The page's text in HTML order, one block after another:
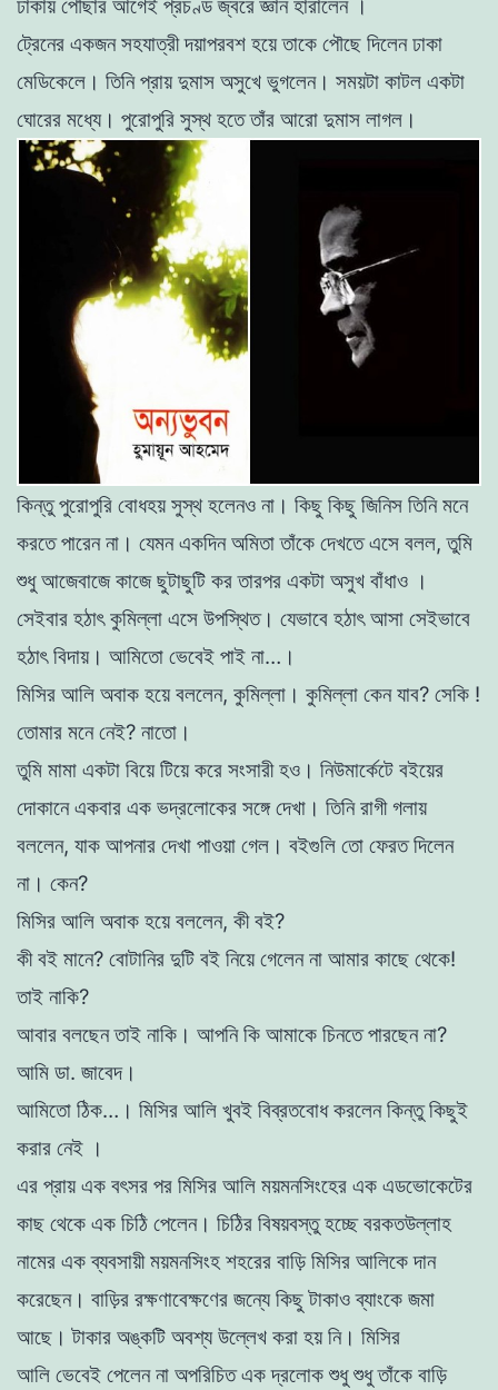
ঢাকায় পৌঁছার আগেই প্রচণ্ড জ্বরে জ্ঞান হারালেন ।
ট্রেনের একজন সহযাত্রী দয়াপরবশ হয়ে তাকে পৌছে দিলেন ঢাকা
মেডিকেলে। তিনি প্রায় দুমাস অসুখে ভুগলেন। সময়টা কাটল একটা
ঘােরের মধ্যে। পুরােপুরি সুস্থহতে তাঁর আরাে দুমাস লাগল।
কিন্তু পুরােপুরি বােধহয় সুস্থ হলেনও না। কিছু কিছু জিনিস তিনি মনে
করতে পারেন না। যেমন একদিন অমিতা তাঁকে দেখতে এসে বলল,তুমি
শুধু আজেবাজে কাজে ছুটাছুটি কর তারপর একটা অসুখ বাঁধাও ।
সেইবার হঠাৎকুমিল্লা এসে উপস্থিত। যেভাবে হঠাৎ আসা সেইভাবে
হঠাৎ বিদায়। আমিতাে ভেবেই পাই না…।
মিসির আলি অবাক হয়ে বললেন, কুমিল্লা। কুমিল্লা কেন যাব? সেকি !
তােমার মনে নেই? নাতাে।
তুমি মামা একটা বিয়ে টিয়ে করে সংসারী হও। নিউমার্কেটে বইয়ের
দোকানে একবার এক ভদ্রলােকের সঙ্গে দেখা। তিনি রাগী গলায়
বললেন, যাক আপনার দেখা পাওয়া গেল। বইগুলি তাে ফেরত দিলেন
না। কেন?
মিসির আলি অবাক হয়ে বললেন, কী বই?
কী বই মানে? বােটানির দুটি বই নিয়ে গেলেন না আমার কাছে থেকে!
তাই নাকি?
আবার বলছেন তাই নাকি। আপনি কি আমাকে চিনতে পারছেন না?
আমি ডা. জাবেদ।
আমিতাে ঠিক…। মিসির আলি খুবই বিব্রতবােধ করলেন কিন্তু কিছুই
করার নেই ।
এর প্রায় এক বৎসর পর মিসির আলি ময়মনসিংহের এক এডভােকেটের
কাছ থেকে এক চিঠি পেলেন। চিঠির বিষয়বস্তু হচ্ছে বরকতউল্লাহ
নামের এক ব্যবসায়ীময়মনসিংহ শহরের বাড়ি মিসির আলিকে দান
করেছেন। বাড়ির রক্ষণাবেক্ষণের জন্যেকিছু টাকাও ব্যাংকে জমা
আছে। টাকার অঙ্কটি অবশ্য উল্লেখ করা হয় নি। মিসির
আলি ভেবেই পেলেন না অপরিচিত এক দ্রলােক শুধু শুধু তাঁকে বাড়ি